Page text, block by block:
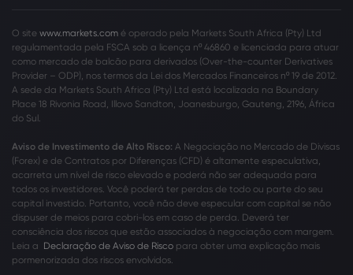
O site www.markets.com é operado pela Markets South Africa (Pty) Ltd
regulamentada pela FSCA sob a licença nº 46860 e licenciada para atuar
como mercado de balcão para derivados (Over-the-counter Derivatives
Provider – ODP), nos termos da Lei dos Mercados Financeiros nº 19 de 2012.
A sede da Markets South Africa (Pty) Ltd está localizada na Boundary
Place 18 Rivonia Road, Illovo Sandton, Joanesburgo, Gauteng, 2196, África
do Sul.
Aviso de Investimento de Alto Risco: A Negociação no Mercado de Divisas
(Forex) e de Contratos por Diferenças (CFD) é altamente especulativa,
acarreta um nível de risco elevado e poderá não ser adequada para
todos os investidores. Você poderá ter perdas de todo ou parte do seu
capital investido. Portanto, você não deve especular com capital se não
dispuser de meios para cobri-los em caso de perda. Deverá ter
consciência dos riscos que estão associados à negociação com margem.
Leia a Declaração de Aviso de Risco para obter uma explicação mais
pormenorizada dos riscos envolvidos.